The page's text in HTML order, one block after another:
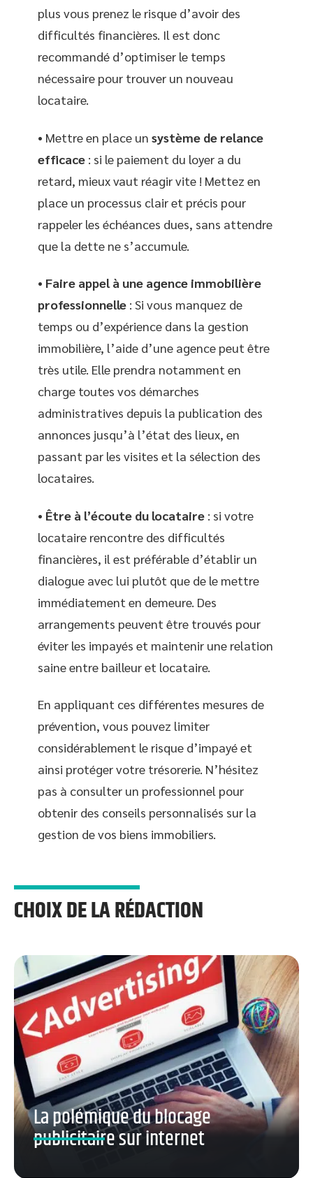
plus vous prenez le risque d’avoir des
difficultés financières. Il est donc
recommandé d’optimiser le temps
nécessaire pour trouver un nouveau
locataire.
• Mettre en place un système de relance
efficace : si le paiement du loyer a du
retard, mieux vaut réagir vite ! Mettez en
place un processus clair et précis pour
rappeler les échéances dues, sans attendre
que la dette ne s’accumule.
• Faire appel à une agence immobilière
professionnelle : Si vous manquez de
temps ou d’expérience dans la gestion
immobilière, l’aide d’une agence peut être
très utile. Elle prendra notamment en
charge toutes vos démarches
administratives depuis la publication des
annonces jusqu’à l’état des lieux, en
passant par les visites et la sélection des
locataires.
• Être à l’écoute du locataire : si votre
locataire rencontre des difficultés
financières, il est préférable d’établir un
dialogue avec lui plutôt que de le mettre
immédiatement en demeure. Des
arrangements peuvent être trouvés pour
éviter les impayés et maintenir une relation
saine entre bailleur et locataire.
En appliquant ces différentes mesures de
prévention, vous pouvez limiter
considérablement le risque d’impayé et
ainsi protéger votre trésorerie. N’hésitez
pas à consulter un professionnel pour
obtenir des conseils personnalisés sur la
gestion de vos biens immobiliers.
CHOIX DE LA RÉDACTION
La polémique du blocage
publicitaire sur internet